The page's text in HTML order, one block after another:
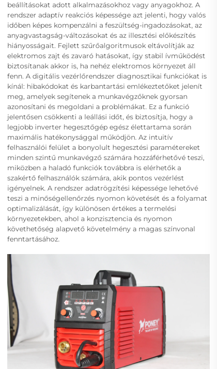
beállításokat adott alkalmazásokhoz vagy anyagokhoz. A
rendszer adaptív reakciós képessége azt jelenti, hogy valós
időben képes kompenzálni a feszültség-ingadozásokat, az
anyagvastagság-változásokat és az illesztési előkészítés
hiányosságait. Fejlett szűrőalgoritmusok eltávolítják az
elektromos zajt és zavaró hatásokat, így stabil ívműködést
biztosítanak akkor is, ha nehéz elektromos környezet áll
fenn. A digitális vezérlőrendszer diagnosztikai funkciókat is
kínál: hibakódokat és karbantartási emlékeztetőket jelenít
meg, amelyek segítenek a munkavégzőknek gyorsan
azonosítani és megoldani a problémákat. Ez a funkció
jelentősen csökkenti a leállási időt, és biztosítja, hogy a
legjobb inverter hegesztőgép egész élettartama során
maximális hatékonysággal működjön. Az intuitív
felhasználói felület a bonyolult hegesztési paramétereket
minden szintű munkavégző számára hozzáférhetővé teszi,
miközben a haladó funkciók továbbra is elérhetők a
szakértő felhasználók számára, akik pontos vezérlést
igényelnek. A rendszer adatrögzítési képessége lehetővé
teszi a minőségellenőrzés nyomon követését és a folyamat
optimalizálását, így különösen értékes a termelési
környezetekben, ahol a konzisztencia és nyomon
követhetőség alapvető követelmény a magas színvonal
fenntartásához.